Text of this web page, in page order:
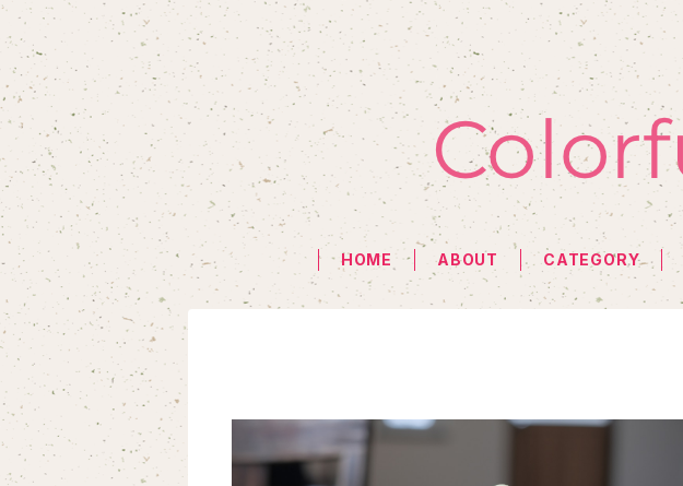
HOME ABOUT CATEGORY